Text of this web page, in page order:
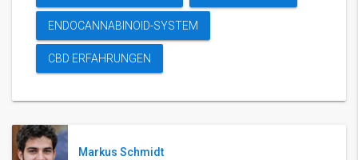
ENDOCANNABINOID-SYSTEM
CBD ERFAHRUNGEN
Markus Schmidt